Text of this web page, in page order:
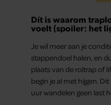
Dít is waarom
voelt (spoiler: het
Je wil meer aan je
stappendoel halen, en
plaats van de roltrap of
begin je al met hijgen.
uur wandelen geen last